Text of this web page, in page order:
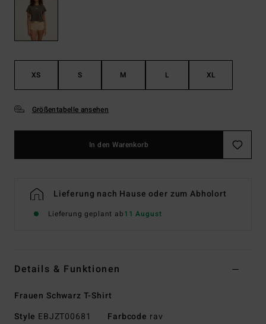
XS S M L XL
Größentabelle ansehen
In den Warenkorb
Lieferung nach Hause oder zum Abholort
Lieferung geplant ab11 August
Details & Funktionen
Frauen Schwarz T-Shirt
Style EBJZT00681 Farbcode rav